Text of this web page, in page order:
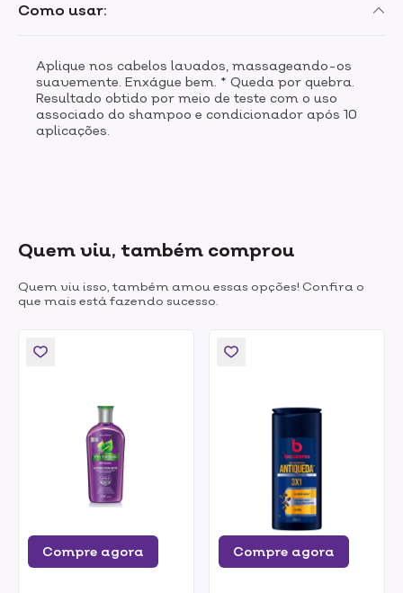
Como usar:
Aplique nos cabelos lavados, massageando-os
suavemente. Enxágue bem. * Queda por quebra.
Resultado obtido por meio de teste com o uso
associado do shampoo e condicionador após 10
aplicações.
Quem viu, também comprou
Quem viu isso, também amou essas opções! Confira o
que mais está fazendo sucesso.
Compre agora Compre agora